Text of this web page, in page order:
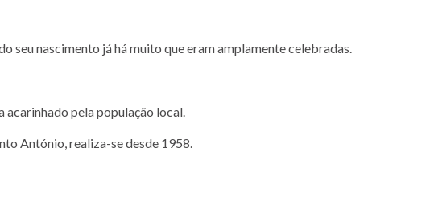
seu nascimento já há muito que eram amplamente celebradas.
pela população local.
António, realiza-se desde 1958.